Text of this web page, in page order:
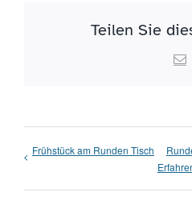
Teilen Sie
Frühstück am Runden Tisch